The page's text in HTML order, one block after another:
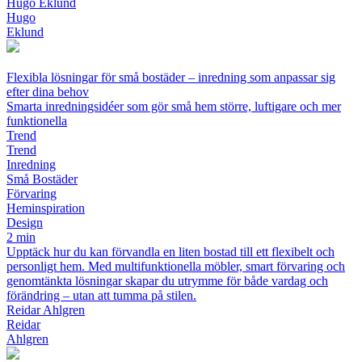
Hugo Eklund
Hugo
Eklund
Flexibla lösningar för små bostäder – inredning som anpassar sig
efter dina behov
Smarta inredningsidéer som gör små hem större, luftigare och mer
funktionella
Trend
Trend
Inredning
Små Bostäder
Förvaring
Heminspiration
Design
2 min
Upptäck hur du kan förvandla en liten bostad till ett flexibelt och
personligt hem. Med multifunktionella möbler, smart förvaring och
genomtänkta lösningar skapar du utrymme för både vardag och
förändring – utan att tumma på stilen.
Reidar Ahlgren
Reidar
Ahlgren